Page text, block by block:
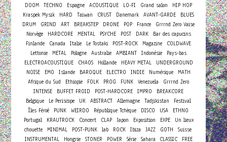
DOOM TECHNO Espagne ACOUSTIQUE LO-FI Grand salon
HIP HOP
Kraspek Mysik
HARD Taiwan CRUST Danemark AVANT-GARDE
BLUES
DRUM
GRIND ART BREAKSTEP DRONE POP France
Grrrnd Zero Vaise
Norvège
HARDCORE MENTAL PSYCHE POST DARK
Bar des capucins
Finlande
Canada Italie Le Tostaki POST-ROCK Magazine
COLDWAVE
Lettonie METAL Pologne Australie AMBIANT Indonésie
Pays-bas
ELECTROACOUSTIQUE
CHAOS Hollande HEAVY METAL
UNDERGROUND
NOISE
EMO Islande BAROQUE ELECTRO INDIE Numérique MATH
Afrique du Sud
Ethiopie FOLK PROG FUNK Venezuela
Grrrnd Zero
INTENSE
BUFFET FROID POST-HARDCORE IMPRO
BREAKCORE
Belgique
Le Periscope UK ABSTRACT Allemagne Tadjikistan
Festival
Îles Féroé
PUNK WEIRDO République Tchèque DISCO USA
ETHNO
Portugal
KRAUTROCK Concert CLAP Japon Exposition EXPE
Un lieux
chouette MINIMAL POST-PUNK lab ROCK Ibiza JAZZ GOTH
Suisse
INSTRUMENTAL
Hongrie STONER POWER Série Sahara CLASSIC FREE